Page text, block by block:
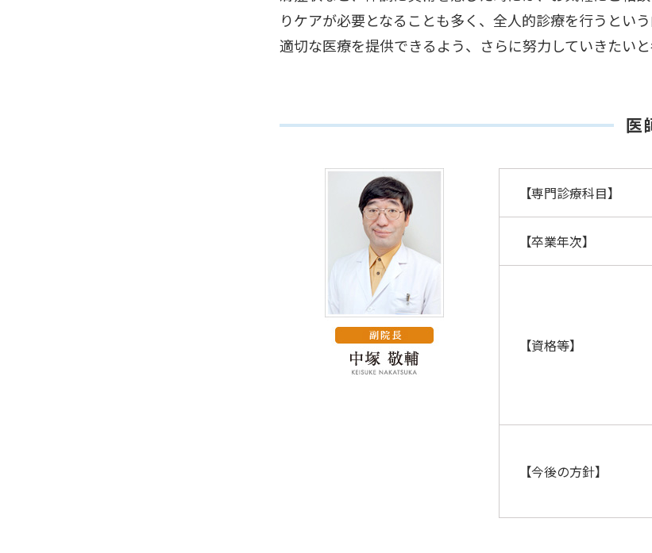
りケアが必要となることも多く、全人的診療を行うとい
適切な医療を提供できるよう、さらに努力していきたいと
医
【専門診療科目】
【卒業年次】
【資格等】
【今後の方針】